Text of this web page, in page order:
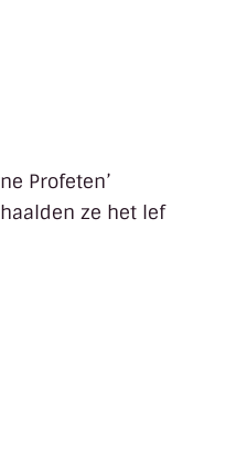
Profeten’
ze het lef